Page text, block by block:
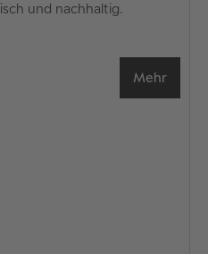
und nachhaltig.
Mehr